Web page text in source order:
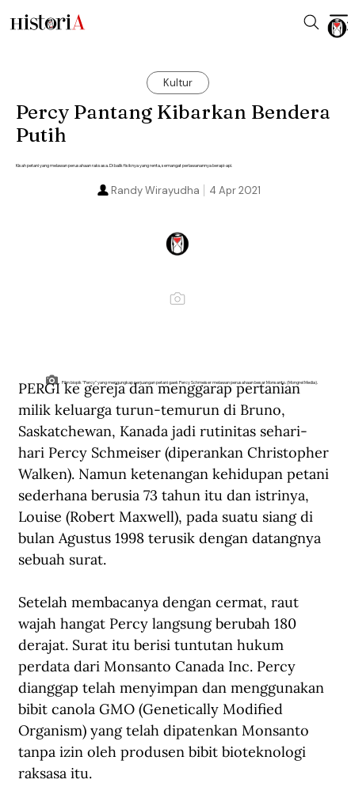
Kultur
Percy Pantang Kibarkan Bendera
Putih
Kisah petani yang melawan perusahaan raksasa. Di balik fisiknya yang renta, semangat perlawanannya berapi-api.
4 Apr 2021
Randy Wirayudha
Film biopik "Percy" yang mengungkap perjuangan petani gaek Percy Schmeiser melawan perusahaan besar Monsanto. (Mongrel Media).
PERGI ke gereja dan menggarap pertanian
milik keluarga turun-temurun di Bruno,
Saskatchewan, Kanada jadi rutinitas sehari-
hari Percy Schmeiser (diperankan Christopher
Walken). Namun ketenangan kehidupan petani
sederhana berusia 73 tahun itu dan istrinya,
Louise (Robert Maxwell), pada suatu siang di
bulan Agustus 1998 terusik dengan datangnya
sebuah surat.
Setelah membacanya dengan cermat, raut
wajah hangat Percy langsung berubah 180
derajat. Surat itu berisi tuntutan hukum
perdata dari Monsanto Canada Inc. Percy
dianggap telah menyimpan dan menggunakan
bibit canola GMO (Genetically Modified
Organism) yang telah dipatenkan Monsanto
tanpa izin oleh produsen bibit bioteknologi
raksasa itu.